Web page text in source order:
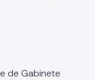
de Gabinete